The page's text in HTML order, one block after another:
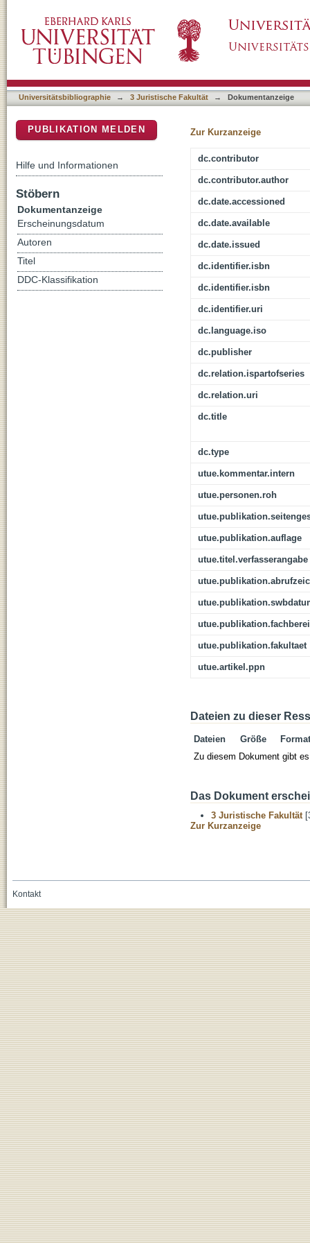
Luftkriegsführung
Universitätsbibliographie → 3 Juristische Fakultät → Dokumentanzeige
Zur Kurzanzeige
dc.contributor
dc.contributor.author
dc.date.accessioned
dc.date.available
dc.date.issued
dc.identifier.isbn
dc.identifier.isbn
dc.identifier.uri
dc.language.iso
dc.publisher
dc.relation.ispartofseries
dc.relation.uri
dc.title
dc.type
utue.kommentar.intern
utue.personen.roh
utue.publikation.auflage
utue.titel.verfasserangabe
utue.publikation.fakultaet
utue.artikel.ppn
Dateien zu dieser
Dateien Größe
Format
Zu diesem Dokument gibt
Das Dokument
3 Juristische Fakultät
Zur Kurzanzeige
PUBLIKATION MELDEN
Hilfe und Informationen
Stöbern
Dokumentanzeige
Erscheinungsdatum
Autoren
Titel
DDC-Klassifikation
Kontakt